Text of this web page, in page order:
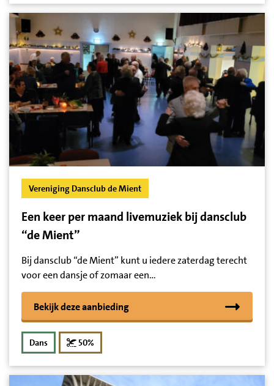
Vereniging Dansclub de Mient
Een keer per maand livemuziek bij dansclub
“de Mient”
Bij dansclub “de Mient” kunt u iedere zaterdag terecht
voor een dansje of zomaar een…
Bekijk deze aanbieding
Dans 50%